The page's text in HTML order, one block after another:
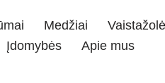
Medžiai
Įdomybės Apie mus